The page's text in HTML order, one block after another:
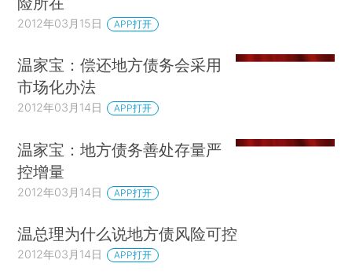
2012年03月15日 APP打开
温家宝：偿还地方债务会采用
市场化办法
2012年03月14日 APP打开
温家宝：地方债务善处存量严
控增量
2012年03月14日 APP打开
温总理为什么说地方债风险可控
2012年03月14日 APP打开